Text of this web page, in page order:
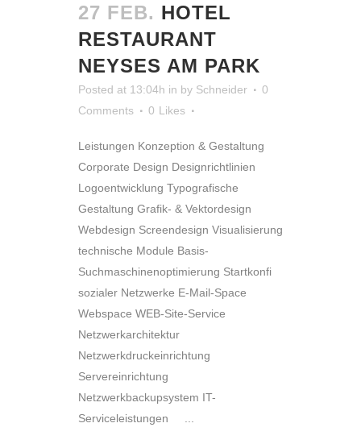
27 FEB. HOTEL
RESTAURANT
NEYSES AM PARK
Posted at 13:04h in by Schneider
0
Comments
0 Likes
Leistungen Konzeption & Gestaltung
Corporate Design Designrichtlinien
Logoentwicklung Typografische
Gestaltung Grafik- & Vektordesign
Webdesign Screendesign Visualisierung
technische Module Basis-
Suchmaschinenoptimierung Startkonfi
sozialer Netzwerke E-Mail-Space
Webspace WEB-Site-Service
Netzwerkarchitektur
Netzwerkdruckeinrichtung
Servereinrichtung
Netzwerkbackupsystem IT-
Serviceleistungen ...